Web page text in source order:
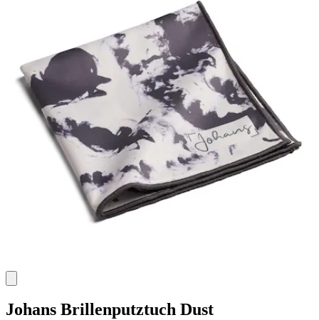
Johans Brillenputztuch Dust